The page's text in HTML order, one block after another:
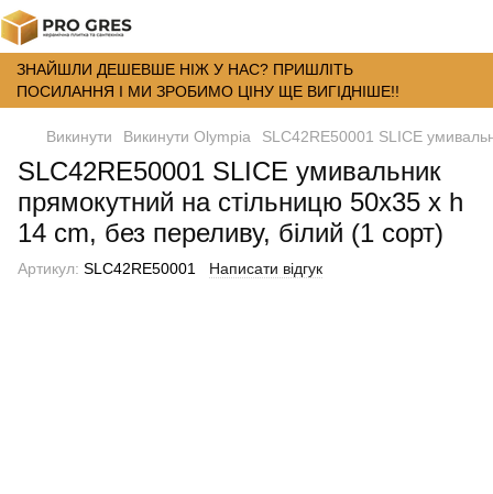
ЗНАЙШЛИ ДЕШЕВШЕ НІЖ У НАС? ПРИШЛІТЬ
ПОСИЛАННЯ І МИ ЗРОБИМО ЦІНУ ЩЕ ВИГІДНІШЕ!!
Викинути Викинути Olympia SLC42RE50001 SLICE
SLC42RE50001 SLICE умивальник
прямокутний на стільницю 50x35 x h
14 cm, без переливу, білий (1 сорт)
Артикул: SLC42RE50001 Написати відгук